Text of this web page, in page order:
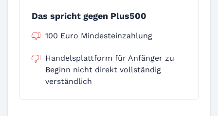
Das spricht gegen Plus500
100 Euro Mindesteinzahlung
Handelsplattform für Anfänger zu
Beginn nicht direkt vollständig
verständlich